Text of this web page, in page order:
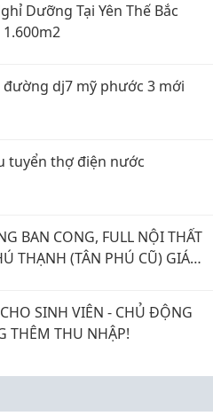
Dưỡng Tại Yên Thế Bắc
đường dj7 mỹ phước 3 mới
tuyển thợ điện nước
BAN CONG, FULL NỘI THẤT
THẠNH (TÂN PHÚ CŨ) GIÁ 5
SINH VIÊN - CHỦ ĐỘNG
THÊM THU NHẬP!